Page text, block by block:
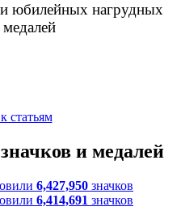
юбилейных нагрудных
статьям
и медалей
6,427,950 значков
6,414,691 значков